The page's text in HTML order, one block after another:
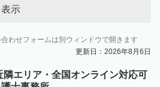
示
わせフォームは別ウィンドウで開きます
更新日：2026年8月6日
隣エリア・全国オンライン対応可